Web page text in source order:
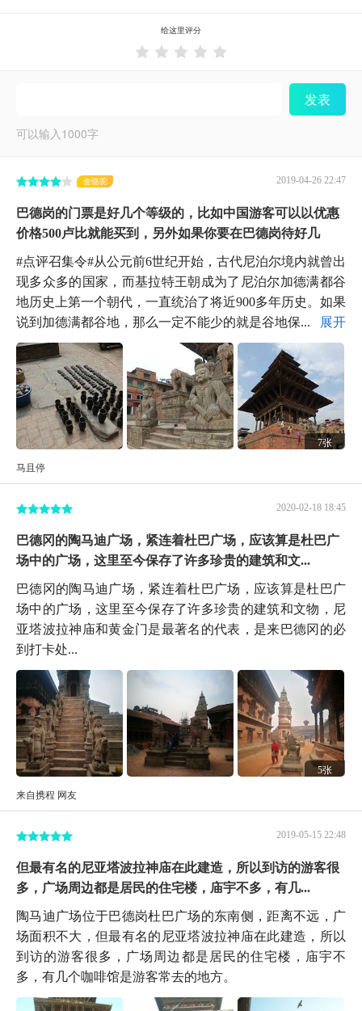
给这里评分
    
发表
可以输入1000字
2019-04-26 22:47
金骆驼
巴德岗的门票是好几个等级的，比如中国游客可以以优惠
价格500卢比就能买到，另外如果你要在巴德岗待好几
#点评召集令#从公元前6世纪开始，古代尼泊尔境内就曾出
现多众多的国家，而基拉特王朝成为了尼泊尔加德满都谷
地历史上第一个朝代，一直统治了将近900多年历史。如果
说到加德满都谷地，那么一定不能少的就是谷地保...
展开
7张
马且停
2020-02-18 18:45
巴德冈的陶马迪广场，紧连着杜巴广场，应该算是杜巴广
场中的广场，这里至今保存了许多珍贵的建筑和文...
巴德冈的陶马迪广场，紧连着杜巴广场，应该算是杜巴广
场中的广场，这里至今保存了许多珍贵的建筑和文物，尼
亚塔波拉神庙和黄金门是最著名的代表，是来巴德冈的必
到打卡处...
5张
来自携程 网友
2019-05-15 22:48
但最有名的尼亚塔波拉神庙在此建造，所以到访的游客很
多，广场周边都是居民的住宅楼，庙宇不多，有几...
陶马迪广场位于巴德岗杜巴广场的东南侧，距离不远，广
场面积不大，但最有名的尼亚塔波拉神庙在此建造，所以
到访的游客很多，广场周边都是居民的住宅楼，庙宇不
多，有几个咖啡馆是游客常去的地方。